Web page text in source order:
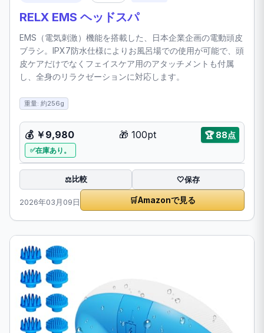
RELX EMS ヘッドスパ
EMS（電気刺激）機能を搭載した、日本企業企画の電動頭皮
ブラシ。IPX7防水仕様によりお風呂場での使用が可能で、頭
皮ケアだけでなくフェイスケア用のアタッチメントも付属
し、全身のリラクゼーションに対応します。
重量: 約256g
💰 ￥9,980 🎁 100pt 🏆88点
在庫あり。
⚖️比較 🤍保存
2026年03月09日 🛒Amazonで見る